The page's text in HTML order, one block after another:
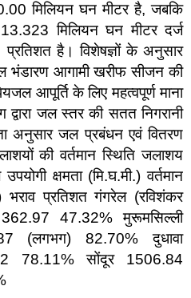
मिलियन घन मीटर है, जबकि
मिलियन घन मीटर दर्ज
है। विशेषज्ञों के अनुसार
भंडारण आगामी खरीफ सीजन की
आपूर्ति के लिए महत्वपूर्ण माना
जल स्तर की सतत निगरानी
अनुसार जल प्रबंधन एवं वितरण
की वर्तमान स्थिति जलाशय
क्षमता (मि.घ.मी.) वर्तमान
भराव प्रतिशत गंगरेल (रविशंकर
47.32% मुरूमसिल्ली
(लगभग) 82.70% दुधावा
78.11% सोंदूर 1506.84